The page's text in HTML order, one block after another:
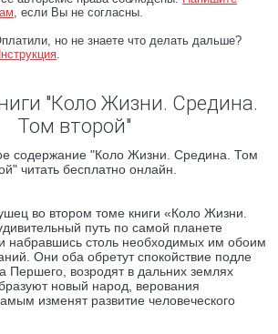
, если Вы не согласны.
но не знаете что делать дальше?
.
"Коло Жизни. Средина.
Том второй"
содержание "Коло Жизни. Средина. Том
читать бесплатно онлайн.
во втором томе книги «Коло Жизни.
путь по самой планете
набравшись столь необходимых им обоим
Они оба обретут спокойствие подле
Першего, возродят в дальних землях
новый народ, верования
изменят развитие человеческого